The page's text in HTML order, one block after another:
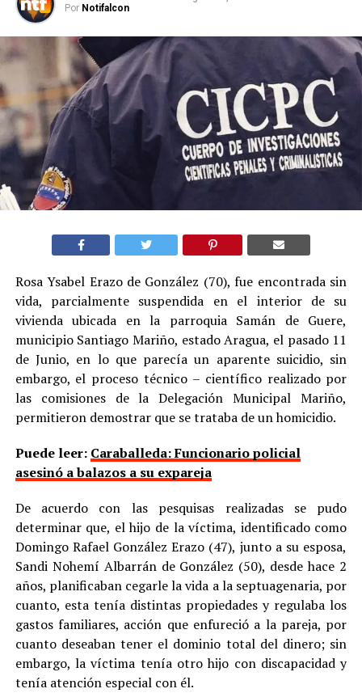
Por Notifalcon
Rosa Ysabel Erazo de González (70), fue encontrada sin
vida, parcialmente suspendida en el interior de su
vivienda ubicada en la parroquia Samán de Guere,
municipio Santiago Mariño, estado Aragua, el pasado 11
de Junio, en lo que parecía un aparente suicidio, sin
embargo, el proceso técnico – científico realizado por
las comisiones de la Delegación Municipal Mariño,
permitieron demostrar que se trataba de un homicidio.
Puede leer: Caraballeda: Funcionario policial
asesinó a balazos a su expareja
De acuerdo con las pesquisas realizadas se pudo
determinar que, el hijo de la víctima, identificado como
Domingo Rafael González Erazo (47), junto a su esposa,
Sandi Nohemí Albarrán de González (50), desde hace 2
años, planificaban cegarle la vida a la septuagenaria, por
cuanto, esta tenía distintas propiedades y regulaba los
gastos familiares, acción que enfureció a la pareja, por
cuanto deseaban tener el dominio total del dinero; sin
embargo, la víctima tenía otro hijo con discapacidad y
tenía atención especial con él.